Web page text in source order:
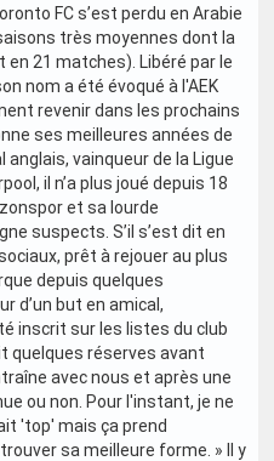
FC s’est perdu en Arabie
très moyennes dont la
21 matches). Libéré par le
nom a été évoqué à l'AEK
revenir dans les prochains
ses meilleures années de
anglais, vainqueur de la Ligue
il n’a plus joué depuis 18
et sa lourde
suspects. S’il s’est dit en
prêt à rejouer au plus
depuis quelques
d’un but en amical,
inscrit sur les listes du club
quelques réserves avant
avec nous et après une
ou non. Pour l'instant, je ne
'top' mais ça prend
sa meilleure forme. » Il y